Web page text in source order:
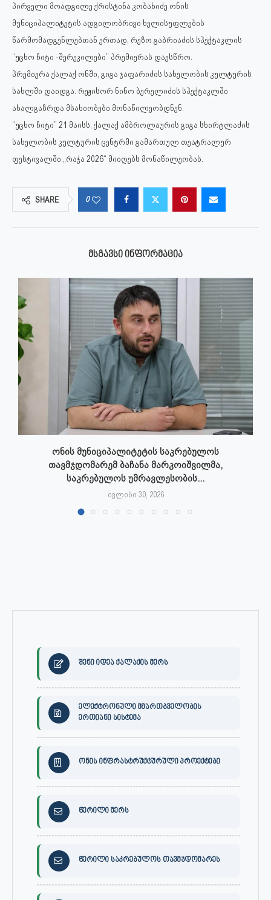
პირველი მოადგილე ქრისტინა კობახიძე ონის
მუნიციპალიტეტის ადგილობრივი ხელისუფლების
წარმომადგენლებთან ერთად, რეზო გაბრიაძის სპექტაკლის
“უცხო ჩიტი -შერეკილები” პრემიერას დაესწრო.
პრემიერა ქალაქ ონში, გიგა ჯაფარიძის სახელობის კულტურის
სახლში დაიდგა. რეჟისორ ნინო ბერელიძის სპექტაკლში
ახალგაზრდა მსახიობები მონაწილეობდნენ.
“უცხო ჩიტი” 21 მაისს, ქალაქ ამბროლაურის გიგა სხირტლაძის
სახელობის კულტურის ცენტრში გამართულ თეატრალურ
ფესტივალში „რაჭა 2026“ მიიღებს მონაწილეობას.
SHARE 0
ᲛᲡᲒᲐᲕᲡᲘ ᲘᲜᲤᲝᲠᲛᲐᲪᲘᲐ
ონის მუნიციპალიტეტის საკრებულოს
თავმჯდომარემ ბაჩანა მარკოიშვილმა,
საკრებულოს უმრავლესობის...
ივლისი 30, 2026
შენი იდეა ქალაქის მერს
ელექტრონული მმართბველობის
ერთიანი სისტემა
ონის ინფრასტრუქტურული პროექტები
წერილი მერს
წერილი საკრებულოს თავმჯდომარეს